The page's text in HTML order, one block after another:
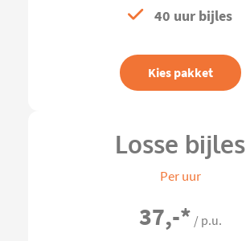
40 uur bijles
Kies pakket
Losse bijles
Per uur
37,-* / p.u.